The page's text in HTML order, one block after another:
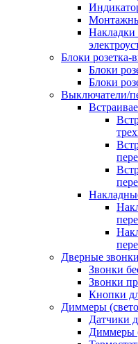
Блоки розетка-
Блоки
Блоки
Выключатели/
Дверные звонки
Звонки
Звонки
Кнопки
Диммеры
Датчики
Диммеры